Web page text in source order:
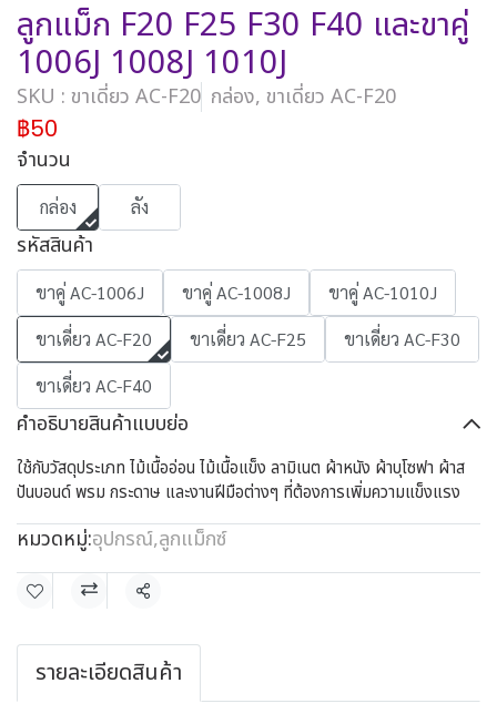
ลูกแม็ก F20 F25 F30 F40 และขาคู่
1006J 1008J 1010J
SKU : ขาเดี่ยว AC-F20 กล่อง, ขาเดี่ยว AC-F20
฿50
จำนวน
กล่อง ลัง
รหัสสินค้า
ขาคู่ AC-1006J ขาคู่ AC-1008J
ขาคู่ AC-1010J
ขาเดี่ยว AC-F20
ขาเดี่ยว AC-F25
ขาเดี่ยว AC-F30
ขาเดี่ยว AC-F40
คำอธิบายสินค้าแบบย่อ
ใช้กับวัสดุประเภท ไม้เนื้ออ่อน ไม้เนื้อแข็ง ลามิเนต ผ้าหนัง ผ้าบุโซฟา ผ้าส
ปันบอนด์ พรม กระดาษ และงานฝีมือต่างๆ ที่ต้องการเพิ่มความแข็งแรง
หมวดหมู่:อุปกรณ์,ลูกแม็กซ์
แชร์
รายละเอียดสินค้า